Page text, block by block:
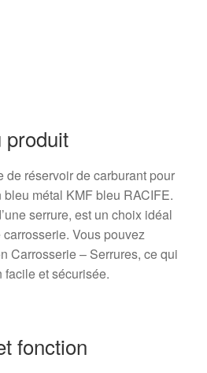
produit
de réservoir de carburant pour
métal KMF bleu RACIFE.
serrure, est un choix idéal
Vous pouvez
Carrosserie – Serrures, ce qui
et sécurisée.
fonction